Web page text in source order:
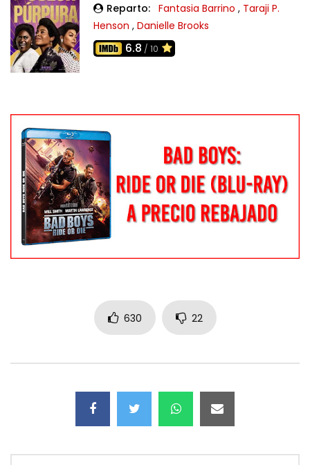
Reparto: Fantasia Barrino , Taraji P.
Henson , Danielle Brooks
6.8 / 10
630 22